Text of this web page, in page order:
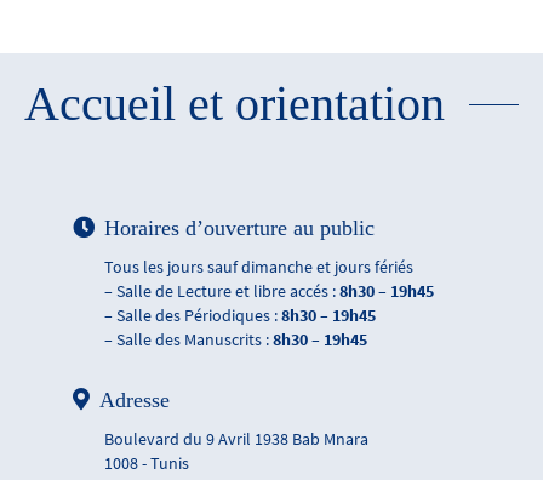
Accueil et orientation
Horaires d’ouverture au public
Tous les jours sauf dimanche et jours fériés
– Salle de Lecture et libre accés :8h30 – 19h45
– Salle des Périodiques :8h30 – 19h45
– Salle des Manuscrits :8h30 – 19h45
Adresse
Boulevard du 9 Avril 1938 Bab Mnara
1008 - Tunis